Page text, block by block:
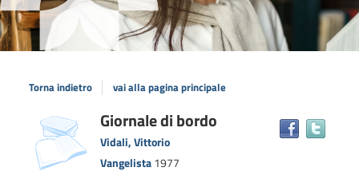
Torna indietro vai alla pagina principale
Dettaglio
del
documento
copertina Giornale di bordo
Vidali, Vittorio
Vangelista1977